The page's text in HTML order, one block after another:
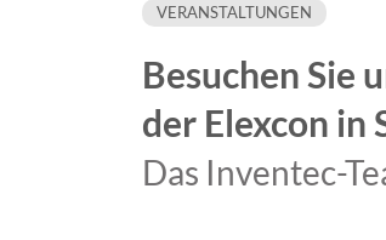
VERANSTALTUNGEN
Besuchen Sie
der Elexcon in
Das Inventec-